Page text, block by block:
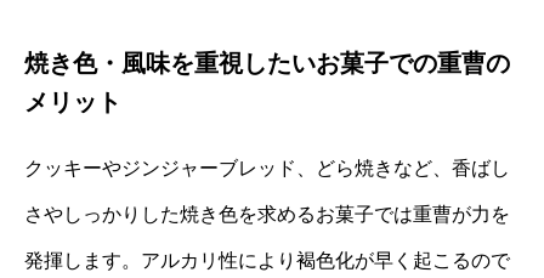
焼き色・風味を重視したいお菓子での重曹の
メリット
クッキーやジンジャーブレッド、どら焼きなど、香ばし
さやしっかりした焼き色を求めるお菓子では重曹が力を
発揮します。アルカリ性により褐色化が早く起こるので